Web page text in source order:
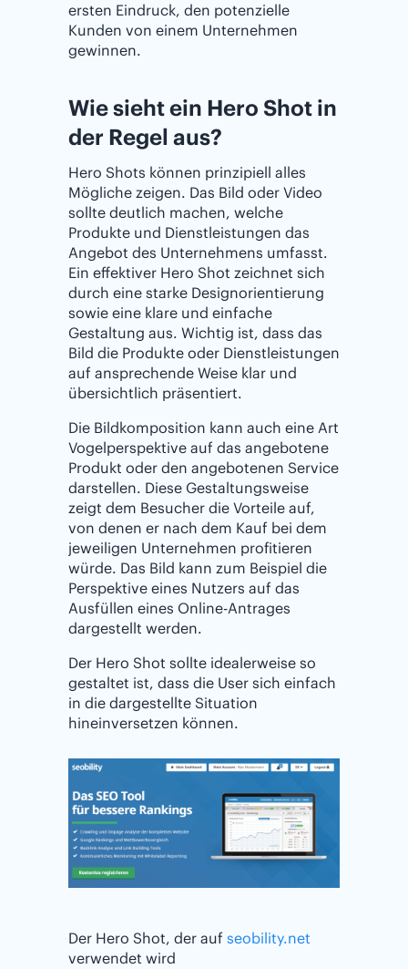
ersten Eindruck, den potenzielle
Kunden von einem Unternehmen
gewinnen.
Wie sieht ein Hero Shot in
der Regel aus?‌
Hero Shots können prinzipiell alles
Mögliche zeigen. Das Bild oder Video
sollte deutlich machen, welche
Produkte und Dienstleistungen das
Angebot des Unternehmens umfasst.
Ein effektiver Hero Shot zeichnet sich
durch eine starke Designorientierung
sowie eine klare und einfache
Gestaltung aus. Wichtig ist, dass das
Bild die Produkte oder Dienstleistungen
auf ansprechende Weise klar und
übersichtlich präsentiert.
Die Bildkomposition kann auch eine Art
Vogelperspektive auf das angebotene
Produkt oder den angebotenen Service
darstellen. Diese Gestaltungsweise
zeigt dem Besucher die Vorteile auf,
von denen er nach dem Kauf bei dem
jeweiligen Unternehmen profitieren
würde. Das Bild kann zum Beispiel die
Perspektive eines Nutzers auf das
Ausfüllen eines Online-Antrages
dargestellt werden.
Der Hero Shot sollte idealerweise so
gestaltet ist, dass die User sich einfach
in die dargestellte Situation
hineinversetzen können.
Der Hero Shot, der auf seobility.net
verwendet wird